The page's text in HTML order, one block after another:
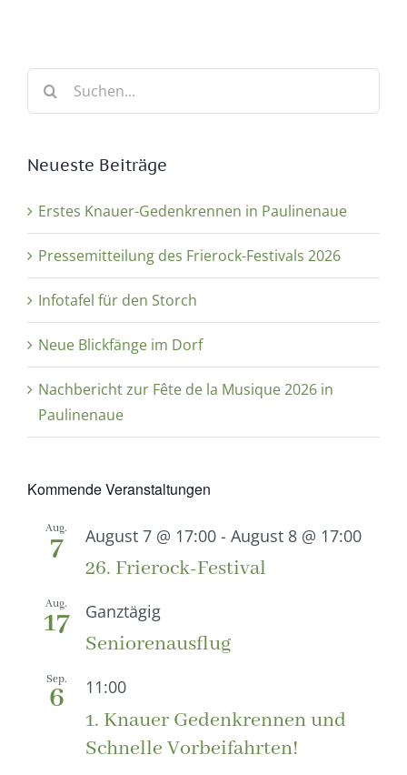
Suche
Neueste Beiträge
Erstes Knauer-Gedenkrennen in Paulinenaue
Pressemitteilung des Frierock-Festivals 2026
Infotafel für den Storch
Neue Blickfänge im Dorf
Nachbericht zur Fête de la Musique 2026 in
Paulinenaue
Kommende Veranstaltungen
Aug.
7 August 7 @ 17:00 - August 8 @ 17:00
26. Frierock-Festival
Aug.
17 Ganztägig
Seniorenausflug
Sep.
6 11:00
1. Knauer Gedenkrennen und
Schnelle Vorbeifahrten!